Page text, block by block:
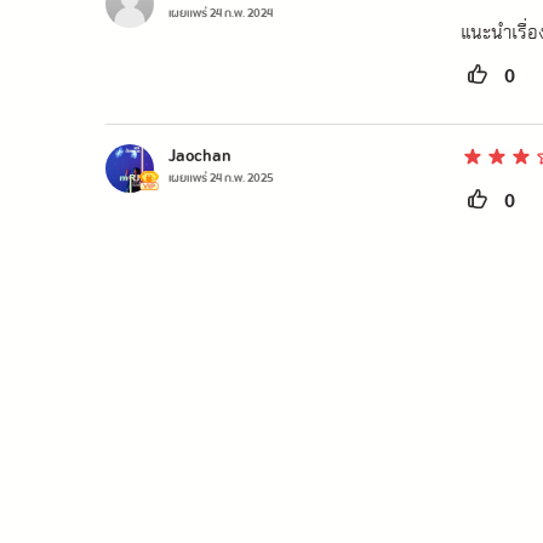
เผยแพร่24 ก.พ. 2024
แนะนำเรื่
0
Jaochan
เผยแพร่24 ก.พ. 2025
0